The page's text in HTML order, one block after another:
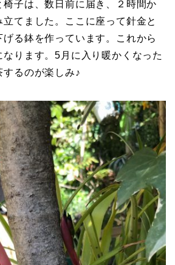
椅子は、数日前に届き、２時間か
てました。ここに座って針金と
る鉢を作っています。これから
ります。5月に入り暖かくなった
するのが楽しみ♪